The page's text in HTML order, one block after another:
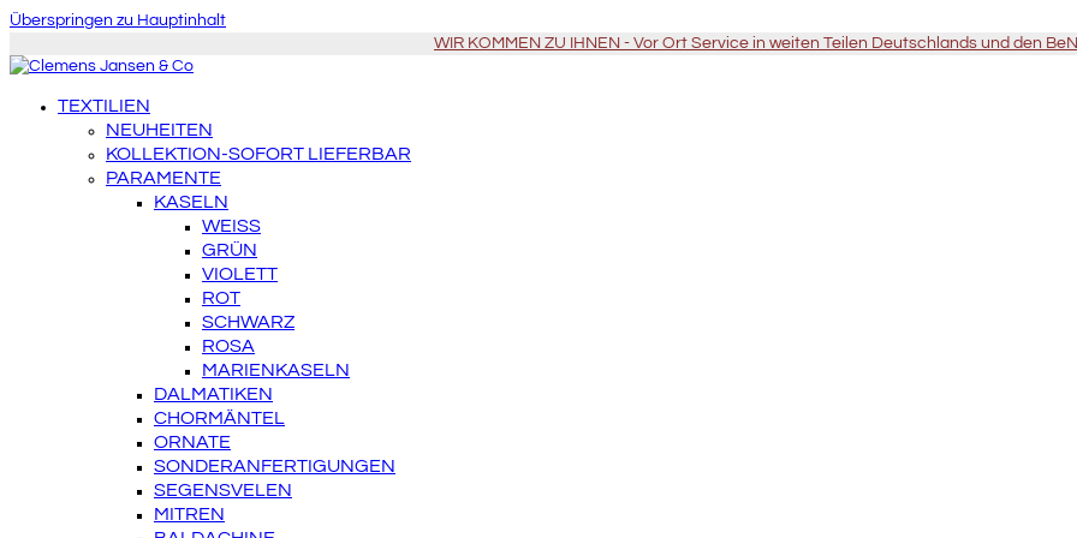
Überspringen zu Hauptinhalt
WIR KOMMEN ZU IHNEN - Vor Ort Service in weiten Teilen Deutschlands und den
TEXTILIEN
NEUHEITEN
KOLLEKTION-SOFORT LIEFERBAR
PARAMENTE
KASELN
WEISS
GRÜN
VIOLETT
ROT
SCHWARZ
ROSA
MARIENKASELN
DALMATIKEN
CHORMÄNTEL
ORNATE
SONDERANFERTIGUNGEN
SEGENSVELEN
MITREN